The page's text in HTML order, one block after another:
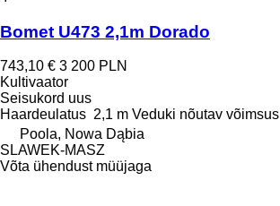
Bomet U473 2,1m Dorado
743,10 € 3 200 PLN
Kultivaator
Seisukord uus
Haardeulatus 2,1 m Veduki nõutav võimsus
Poola, Nowa Dąbia
SLAWEK-MASZ
Võta ühendust müüjaga